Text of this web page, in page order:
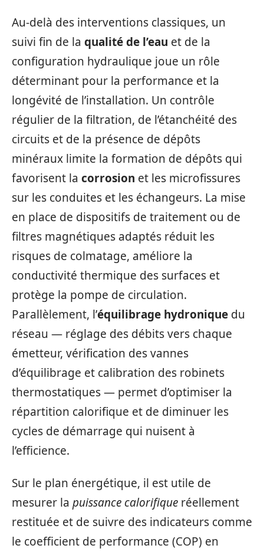
Au-delà des interventions classiques, un
suivi fin de la qualité de l’eau et de la
configuration hydraulique joue un rôle
déterminant pour la performance et la
longévité de l’installation. Un contrôle
régulier de la filtration, de l’étanchéité des
circuits et de la présence de dépôts
minéraux limite la formation de dépôts qui
favorisent la corrosion et les microfissures
sur les conduites et les échangeurs. La mise
en place de dispositifs de traitement ou de
filtres magnétiques adaptés réduit les
risques de colmatage, améliore la
conductivité thermique des surfaces et
protège la pompe de circulation.
Parallèlement, l’équilibrage hydronique du
réseau — réglage des débits vers chaque
émetteur, vérification des vannes
d’équilibrage et calibration des robinets
thermostatiques — permet d’optimiser la
répartition calorifique et de diminuer les
cycles de démarrage qui nuisent à
l’efficience.
Sur le plan énergétique, il est utile de
mesurer la puissance calorifique réellement
restituée et de suivre des indicateurs comme
le coefficient de performance (COP) en